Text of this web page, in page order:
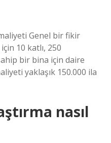
Genel bir fikir
10 katlı, 250
bir bina için daire
yaklaşık 150.000 ila
nasıl